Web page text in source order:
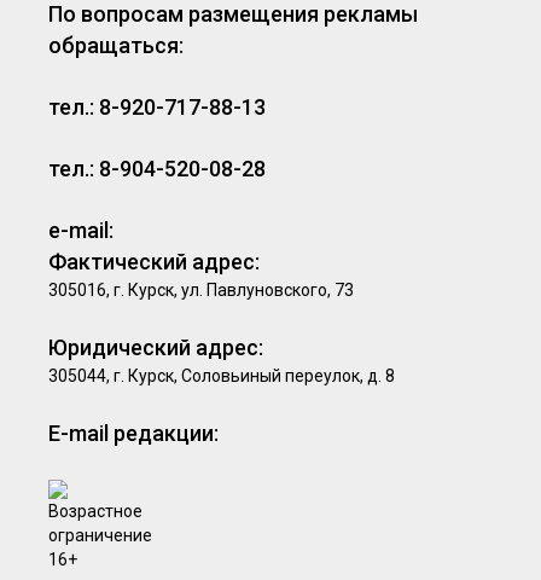
По вопросам размещения рекламы
обращаться:
тел.: 8-920-717-88-13
тел.: 8-904-520-08-28
e-mail:
Фактический адрес:
305016, г. Курск, ул. Павлуновского, 73
Юридический адрес:
305044, г. Курск, Соловьиный переулок, д. 8
E-mail редакции: